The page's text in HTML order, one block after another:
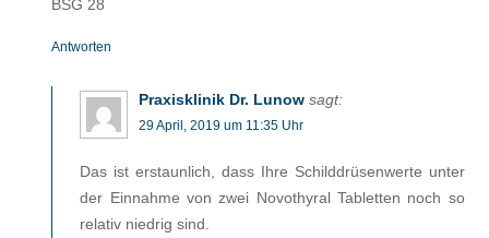
BSG 28
Antworten
Praxisklinik Dr. Lunow sagt:
29 April, 2019 um 11:35 Uhr
Das ist erstaunlich, dass Ihre Schilddrüsenwerte unter
der Einnahme von zwei Novothyral Tabletten noch so
relativ niedrig sind.